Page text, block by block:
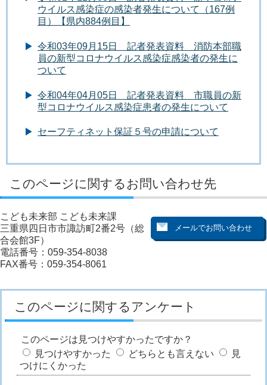
ウイルス感染症の感染者発生について（167例
目）【県内884例目】
令和03年09月15日 記者発表資料 消防本部職
員の新型コロナウイルス感染症感染者の発生に
ついて
令和04年04月05日 記者発表資料 市職員の新
型コロナウイルス感染症患者の発生について
セーフティネット保証５号の申請について
このページに関するお問い合わせ先
こども未来部 こども未来課
三重県四日市市諏訪町2番2号（総
合会館3F）
電話番号：059-354-8038
FAX番号：059-354-8061
このページに関するアンケート
このページは見つけやすかったですか？
見つけやすかった
どちらとも言えない
見
つけにくかった